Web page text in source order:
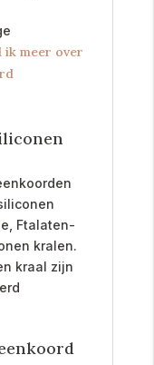
ik meer over
Ftalaten-
kralen.
kraal zijn